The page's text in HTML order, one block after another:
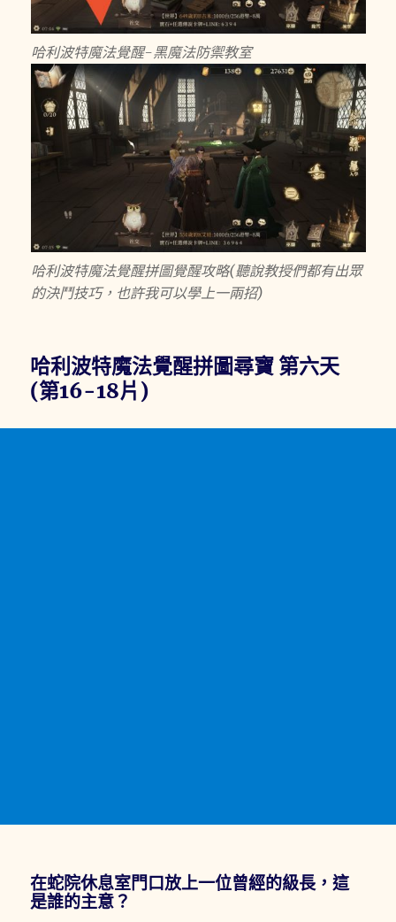
哈利波特魔法覺醒-黑魔法防禦教室
哈利波特魔法覺醒拼圖覺醒攻略(聽說教授們都有出眾
的決鬥技巧，也許我可以學上一兩招)
哈利波特魔法覺醒拼圖尋寶 第六天
(第16-18片)
在蛇院休息室門口放上一位曾經的級長，這
是誰的主意？